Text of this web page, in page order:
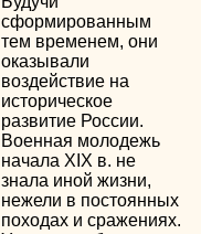
сформированным
тем временем, они
оказывали
воздействие на
историческое
развитие России.
Военная молодежь
начала XIX в. не
знала иной жизни,
нежели в постоянных
походах и сражениях.